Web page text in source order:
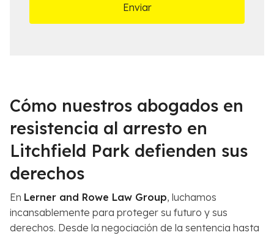
a
a
*
s
o
Cómo nuestros abogados en
resistencia al arresto en
Litchfield Park defienden sus
derechos
En Lerner and Rowe Law Group, luchamos
incansablemente para proteger su futuro y sus
derechos. Desde la negociación de la sentencia hasta